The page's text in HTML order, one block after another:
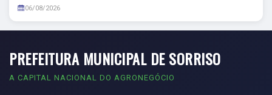
06/08/2026
PREFEITURA MUNICIPAL DE SORRISO
A CAPITAL NACIONAL DO AGRONEGÓCIO